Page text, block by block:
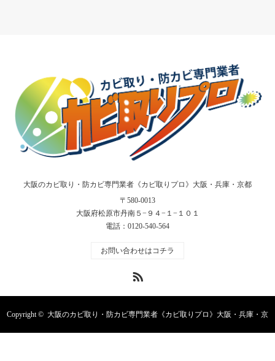
大阪のカビ取り・防カビ専門業者《カビ取りプロ》大阪・兵庫・京都
〒580-0013
大阪府松原市丹南５−９４−１−１０１
電話： 0120-540-564
お問い合わせはコチラ
Copyright © 大阪のカビ取り・防カビ専門業者《カビ取りプロ》大阪・兵庫・京